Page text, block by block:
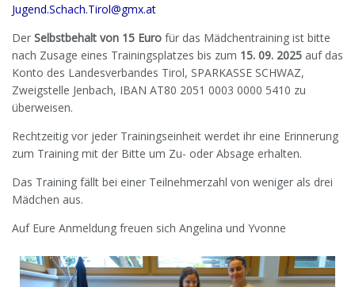
Jugend.Schach.Tirol@gmx.at
Der Selbstbehalt von 15 Euro für das Mädchentraining ist bitte
nach Zusage eines Trainingsplatzes bis zum 15. 09. 2025 auf das
Konto des Landesverbandes Tirol, SPARKASSE SCHWAZ,
Zweigstelle Jenbach, IBAN AT80 2051 0003 0000 5410 zu
überweisen.
Rechtzeitig vor jeder Trainingseinheit werdet ihr eine Erinnerung
zum Training mit der Bitte um Zu- oder Absage erhalten.
Das Training fällt bei einer Teilnehmerzahl von weniger als drei
Mädchen aus.
Auf Eure Anmeldung freuen sich Angelina und Yvonne